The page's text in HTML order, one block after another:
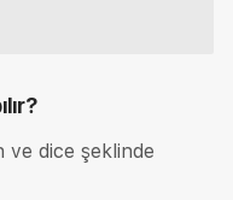
ve dice şeklinde